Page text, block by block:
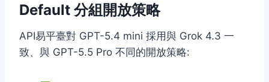
Default 分組開放策略
API易平臺對 GPT-5.4 mini 採用與 Grok 4.3 一
致、與 GPT-5.5 Pro 不同的開放策略: